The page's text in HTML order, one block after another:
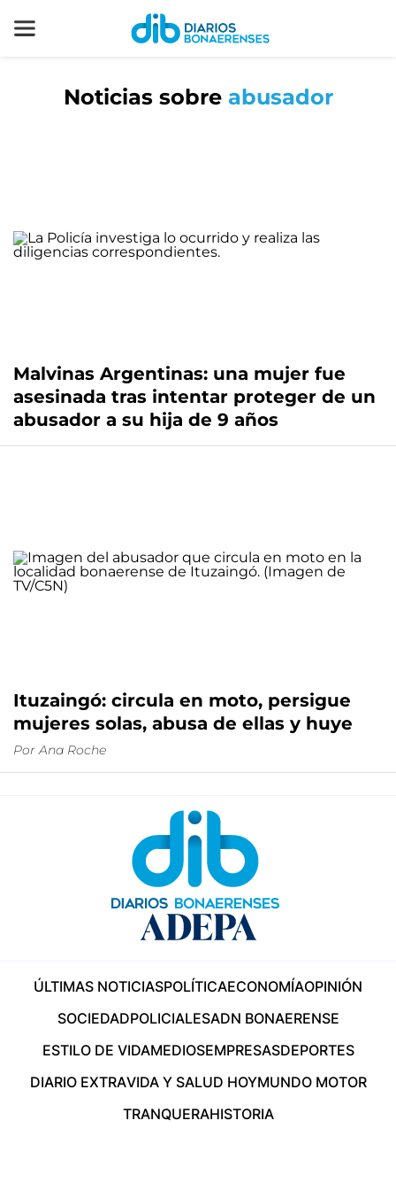
Noticias sobre abusador
Malvinas Argentinas: una mujer fue
asesinada tras intentar proteger de un
abusador a su hija de 9 años
Ituzaingó: circula en moto, persigue
mujeres solas, abusa de ellas y huye
Por Ana Roche
ÚLTIMAS NOTICIASPOLÍTICAECONOMÍAOPINIÓN
SOCIEDADPOLICIALESADN BONAERENSE
ESTILO DE VIDAMEDIOSEMPRESASDEPORTES
DIARIO EXTRAVIDA Y SALUD HOYMUNDO MOTOR
TRANQUERAHISTORIA